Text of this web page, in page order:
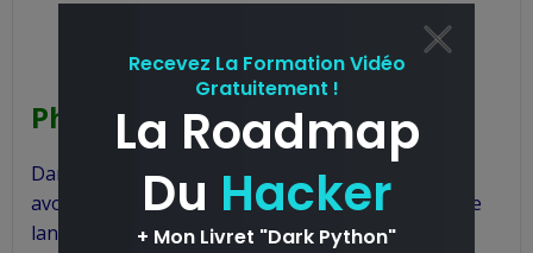
Phase d’exploitation
Dans cette phase, je vais lancer mon exploit pour
avoir un accès sur la machine cible. Tout d’abord je
lance une écoute de port avecNetcat :